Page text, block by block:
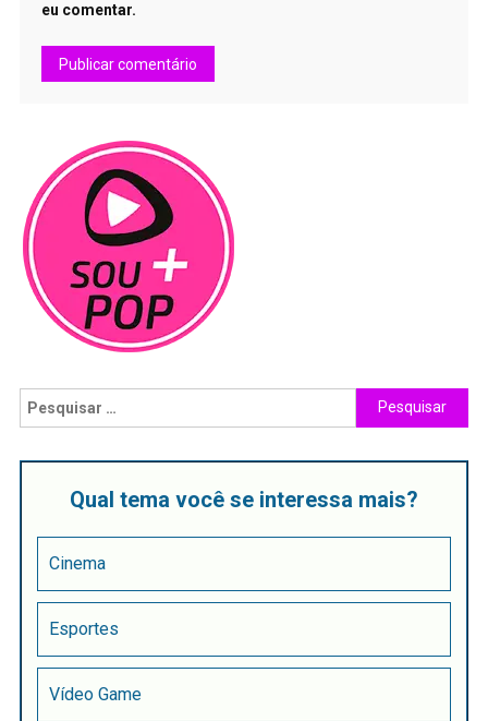
eu comentar.
Qual tema você se interessa mais?
Cinema
Esportes
Vídeo Game